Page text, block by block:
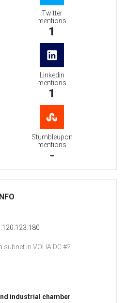
Twitter
mentions
1
Linkedin
mentions
1
Stumbleupon
mentions
-
subnet in VOLIA DC #2
industrial chamber